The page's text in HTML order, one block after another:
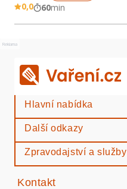
0,0 60min
Reklama
Hlavní nabídka
Další odkazy
Zpravodajství a služby
Kontakt